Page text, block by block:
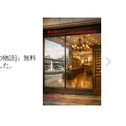
物語]』無料
。